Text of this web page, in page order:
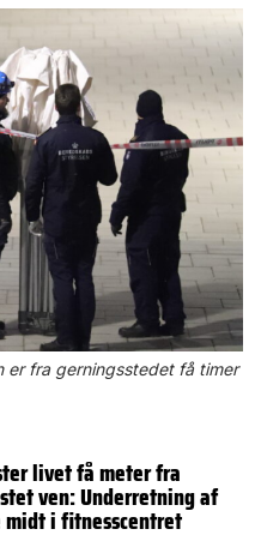
er fra gerningsstedet få timer
livet få meter fra
ven: Underretning af
i fitnesscentret